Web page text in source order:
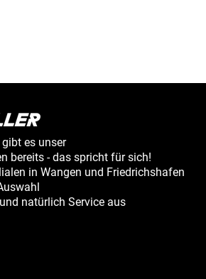
gibt es unser
bereits - das spricht für sich!
in Wangen und Friedrichshafen
natürlich Service aus